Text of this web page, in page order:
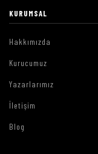
KURUMSAL
Hakkımızda
Kurucumuz
Yazarlarımız
İletişim
Blog